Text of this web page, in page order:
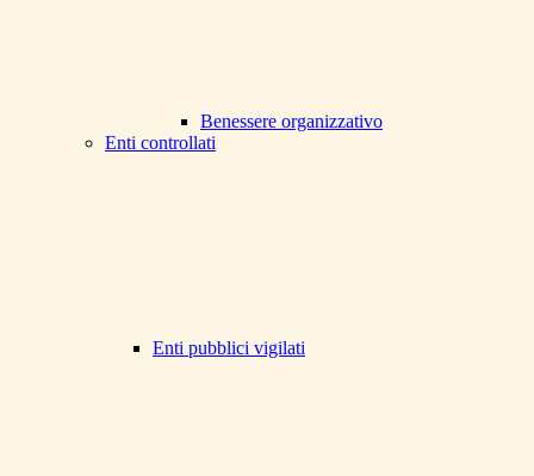
Benessere organizzativo
Enti controllati
Enti pubblici vigilati